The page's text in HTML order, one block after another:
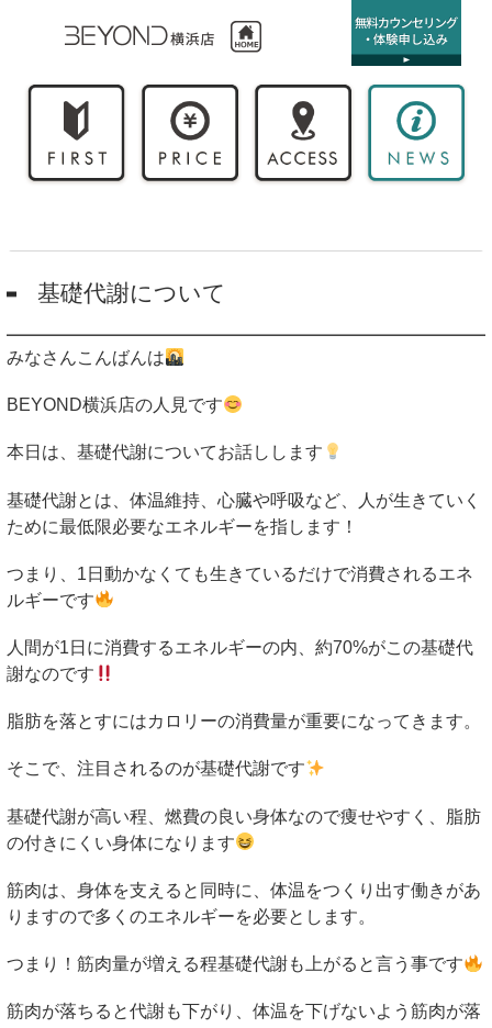
基礎代謝について
みなさんこんばんは
BEYOND横浜店の人見です
本日は、基礎代謝についてお話しします
基礎代謝とは、体温維持、心臓や呼吸など、人が生きていく
ために最低限必要なエネルギーを指します！
つまり、 1 日動かなくても生きているだけで消費されるエネ
ルギーです
人間が1 日に消費するエネルギーの内、約70%がこの基礎代
謝なのです
脂肪を落とすにはカロリーの消費量が重要になってきます。
そこで、注目されるのが基礎代謝です
基礎代謝が高い程、燃費の良い身体なので痩せやすく、脂肪
の付きにくい身体になります
筋肉は、身体を支えると同時に、体温をつくり出す働きがあ
りますので多くのエネルギーを必要とします。
つまり！筋肉量が増える程基礎代謝も上がると言う事です
筋肉が落ちると代謝も下がり、体温を下げないよう筋肉が落